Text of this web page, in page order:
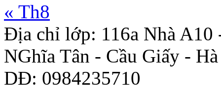
« Th8
Địa chỉ lớp: 116a Nhà A10
NGhĩa Tân - Cầu Giấy -
DĐ: 0984235710